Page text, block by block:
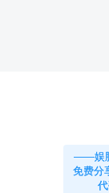
——娱
免费分